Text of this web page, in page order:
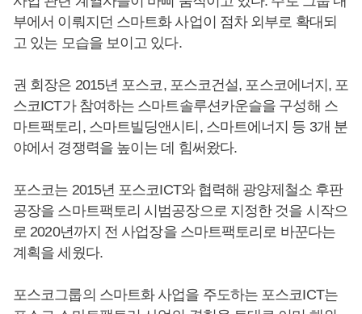
부에서 이뤄지던 스마트화 사업이 점차 외부로 확대되
고 있는 모습을 보이고 있다.
권 회장은 2015년 포스코, 포스코건설, 포스코에너지, 포
스코ICT가 참여하는 스마트솔루션카운슬을 구성해 스
마트팩토리, 스마트빌딩앤시티, 스마트에너지 등 3개 분
야에서 경쟁력을 높이는 데 힘써왔다.
포스코는 2015년 포스코ICT와 협력해 광양제철소 후판
공장을 스마트팩토리 시범공장으로 지정한 것을 시작으
로 2020년까지 전 사업장을 스마트팩토리로 바꾼다는
계획을 세웠다.
포스코그룹의 스마트화 사업을 주도하는 포스코ICT는